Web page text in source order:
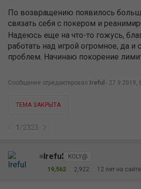
По возвращению появилось
связать себя с покером и
Надеюсь еще на что-то гожусь,
работать над игрой огромное, да и
проблем. Начинаю покорение
Сообщение отредактировал Ireful - 27.9.2019,
ТЕМА ЗАКРЫТА
1 /2323
Ireful
KOLY@
19,562
2,922 12 лет на сайте